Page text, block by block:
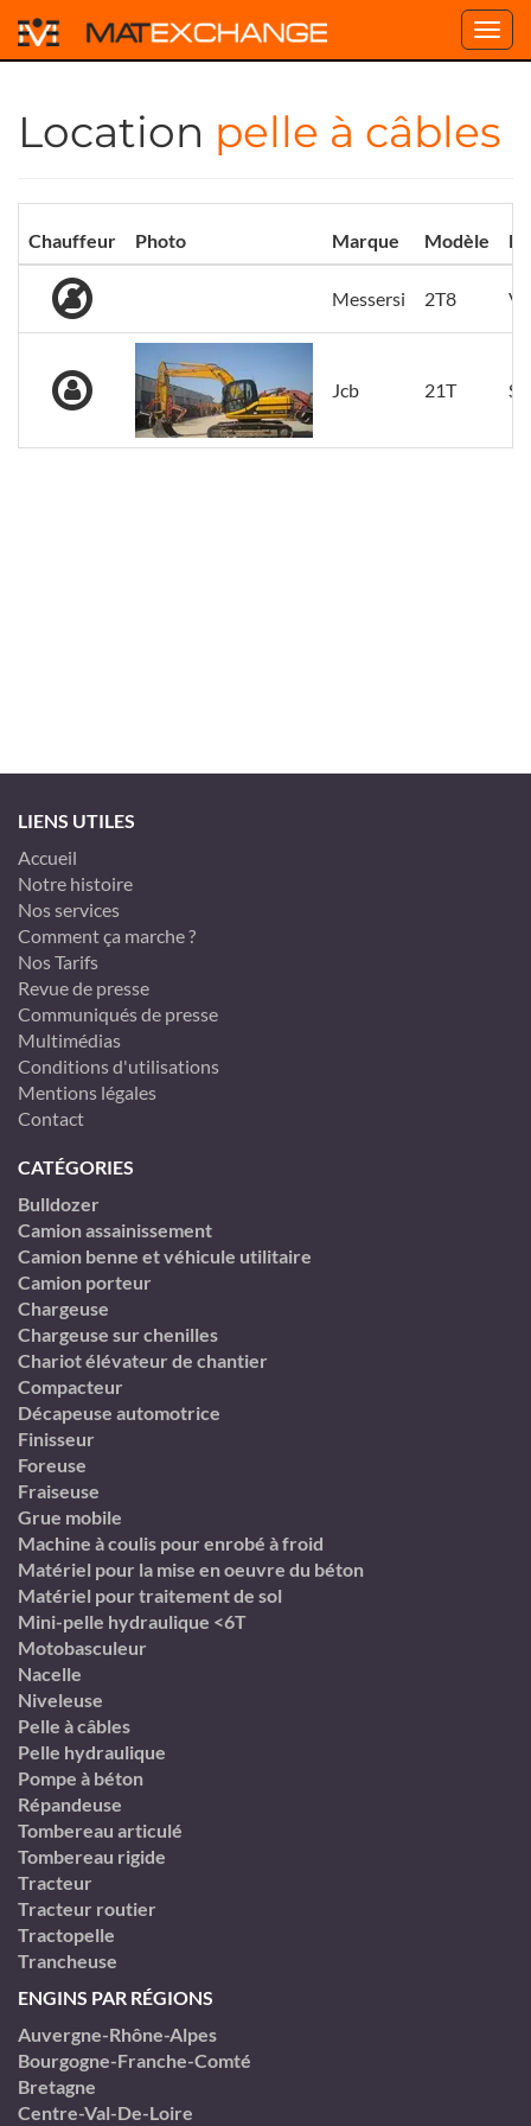
Location pelle à câbles
Chauffeur Photo Marque Modèle
Messersi 2T8
Jcb 21T
LIENS UTILES
Accueil
Notre histoire
Nos services
Comment ça marche ?
Nos Tarifs
Revue de presse
Communiqués de presse
Multimédias
Conditions d'utilisations
Mentions légales
Contact
CATÉGORIES
Bulldozer
Camion assainissement
Camion benne et véhicule utilitaire
Camion porteur
Chargeuse
Chargeuse sur chenilles
Chariot élévateur de chantier
Compacteur
Décapeuse automotrice
Finisseur
Foreuse
Fraiseuse
Grue mobile
Machine à coulis pour enrobé à froid
Matériel pour la mise en oeuvre du béton
Matériel pour traitement de sol
Mini-pelle hydraulique <6T
Motobasculeur
Nacelle
Niveleuse
Pelle à câbles
Pelle hydraulique
Pompe à béton
Répandeuse
Tombereau articulé
Tombereau rigide
Tracteur
Tracteur routier
Tractopelle
Trancheuse
ENGINS PAR RÉGIONS
Auvergne-Rhône-Alpes
Bourgogne-Franche-Comté
Bretagne
Centre-Val-De-Loire